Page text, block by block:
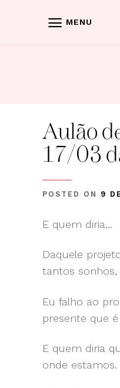
MENU
Aulão
17/03
POSTED ON 9
E quem diria…
Daquele
tantos
Eu falho ao
presente que
E quem diria
onde estamos.